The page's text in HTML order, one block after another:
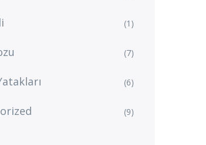
(1)
(7)
(6)
(9)